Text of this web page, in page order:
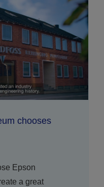
chooses
Epson
a great